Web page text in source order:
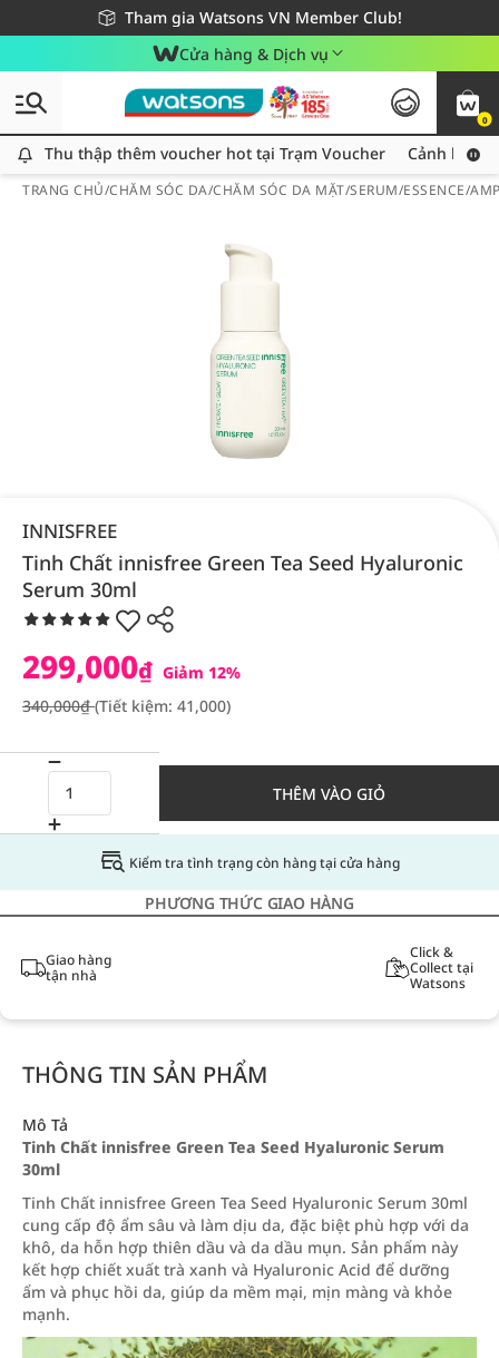
Tham gia Watsons VN Member Club!
Miễn phí giao hàng cho đơn hàng từ 249,000Đ
Giao hàng nhanh 24h - Áp dụng khu vực TP. Hồ Chí Minh
Cửa hàng & Dịch vụ
0
Thu thập thêm voucher hot tại Trạm Voucher
Thu thập thêm voucher hot tại Trạm Voucher Cảnh báo
TRANG CHỦ/CHĂM SÓC DA/CHĂM SÓC DA MẶT/SERUM/ESSENCE/
INNISFREE
Tinh Chất innisfree Green Tea Seed Hyaluronic
Serum 30ml
299,000₫ Giảm 12%
340,000₫(Tiết kiệm: 41,000)
THÊM VÀO GIỎ
Kiểm tra tình trạng còn hàng tại cửa hàng
PHƯƠNG THỨC GIAO HÀNG
Giao hàng
tận nhà
Click &
Collect tại
Watsons
THÔNG TIN SẢN PHẨM
Mô Tả
Tinh Chất innisfree Green Tea Seed Hyaluronic Serum
30ml
Tinh Chất innisfree Green Tea Seed Hyaluronic Serum 30ml
cung cấp độ ẩm sâu và làm dịu da, đặc biệt phù hợp với da
khô, da hỗn hợp thiên dầu và da dầu mụn. Sản phẩm này
kết hợp chiết xuất trà xanh và Hyaluronic Acid để dưỡng
ẩm và phục hồi da, giúp da mềm mại, mịn màng và khỏe
mạnh.